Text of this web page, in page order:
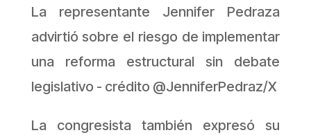
La representante Jennifer Pedraza
advirtió sobre el riesgo de implementar
una reforma estructural sin debate
legislativo - crédito @JenniferPedraz/X
La congresista también expresó su